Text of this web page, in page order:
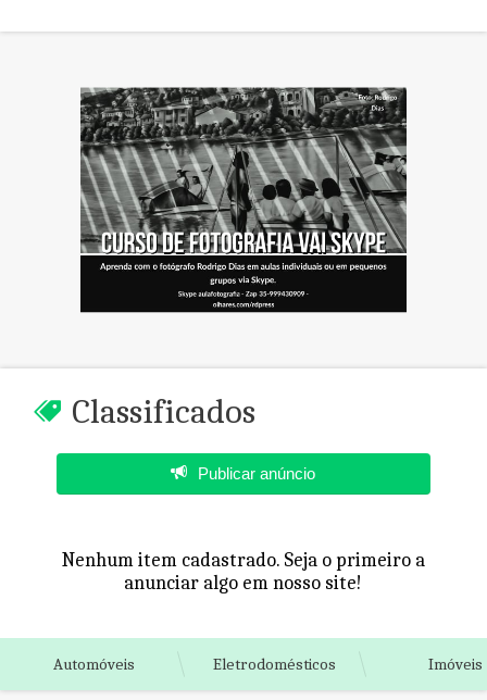
Classificados
Publicar anúncio
Nenhum item cadastrado. Seja o primeiro a
anunciar algo em nosso site!
Automóveis Eletrodomésticos Imóveis